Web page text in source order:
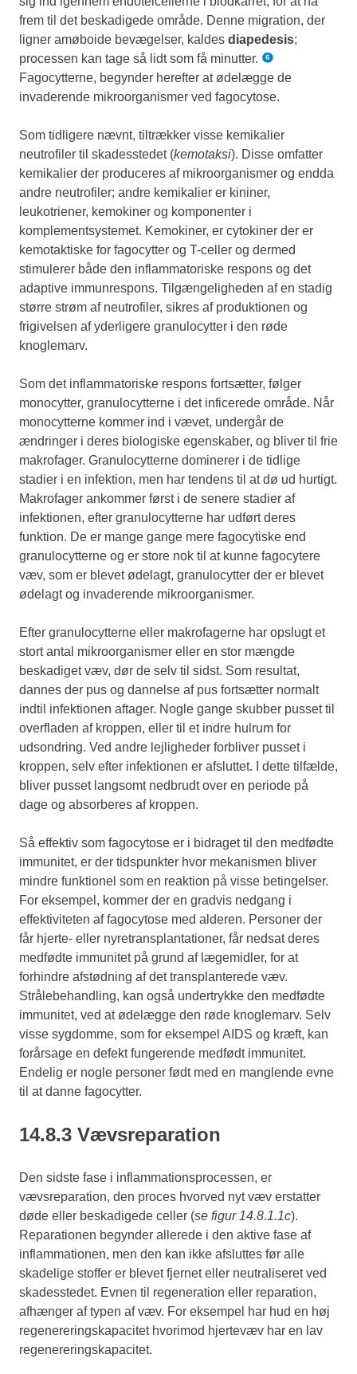
frem til det beskadigede område. Denne migration, der
ligner amøboide bevægelser, kaldes diapedesis;
processen kan tage så lidt som få minutter.
Fagocytterne, begynder herefter at ødelægge de
invaderende mikroorganismer ved fagocytose.
Som tidligere nævnt, tiltrækker visse kemikalier
neutrofiler til skadesstedet (kemotaksi). Disse omfatter
kemikalier der produceres af mikroorganismer og endda
andre neutrofiler; andre kemikalier er kininer,
leukotriener, kemokiner og komponenter i
komplementsystemet. Kemokiner, er cytokiner der er
kemotaktiske for fagocytter og T-celler og dermed
stimulerer både den inflammatoriske respons og det
adaptive immunrespons. Tilgængeligheden af en stadig
større strøm af neutrofiler, sikres af produktionen og
frigivelsen af yderligere granulocytter i den røde
knoglemarv.
Som det inflammatoriske respons fortsætter, følger
monocytter, granulocytterne i det inficerede område. Når
monocytterne kommer ind i vævet, undergår de
ændringer i deres biologiske egenskaber, og bliver til frie
makrofager. Granulocytterne dominerer i de tidlige
stadier i en infektion, men har tendens til at dø ud hurtigt.
Makrofager ankommer først i de senere stadier af
infektionen, efter granulocytterne har udført deres
funktion. De er mange gange mere fagocytiske end
granulocytterne og er store nok til at kunne fagocytere
væv, som er blevet ødelagt, granulocytter der er blevet
ødelagt og invaderende mikroorganismer.
Efter granulocytterne eller makrofagerne har opslugt et
stort antal mikroorganismer eller en stor mængde
beskadiget væv, dør de selv til sidst. Som resultat,
dannes der pus og dannelse af pus fortsætter normalt
indtil infektionen aftager. Nogle gange skubber pusset til
overfladen af kroppen, eller til et indre hulrum for
udsondring. Ved andre lejligheder forbliver pusset i
kroppen, selv efter infektionen er afsluttet. I dette tilfælde,
bliver pusset langsomt nedbrudt over en periode på
dage og absorberes af kroppen.
Så effektiv som fagocytose er i bidraget til den medfødte
immunitet, er der tidspunkter hvor mekanismen bliver
mindre funktionel som en reaktion på visse betingelser.
For eksempel, kommer der en gradvis nedgang i
effektiviteten af fagocytose med alderen. Personer der
får hjerte- eller nyretransplantationer, får nedsat deres
medfødte immunitet på grund af lægemidler, for at
forhindre afstødning af det transplanterede væv.
Strålebehandling, kan også undertrykke den medfødte
immunitet, ved at ødelægge den røde knoglemarv. Selv
visse sygdomme, som for eksempel AIDS og kræft, kan
forårsage en defekt fungerende medfødt immunitet.
Endelig er nogle personer født med en manglende evne
til at danne fagocytter.
14.8.3 Vævsreparation
Den sidste fase i inflammationsprocessen, er
vævsreparation, den proces hvorved nyt væv erstatter
døde eller beskadigede celler (se figur 14.8.1.1c).
Reparationen begynder allerede i den aktive fase af
inflammationen, men den kan ikke afsluttes før alle
skadelige stoffer er blevet fjernet eller neutraliseret ved
skadesstedet. Evnen til regeneration eller reparation,
afhænger af typen af væv. For eksempel har hud en høj
regenereringskapacitet hvorimod hjertevæv har en lav
regenereringskapacitet.